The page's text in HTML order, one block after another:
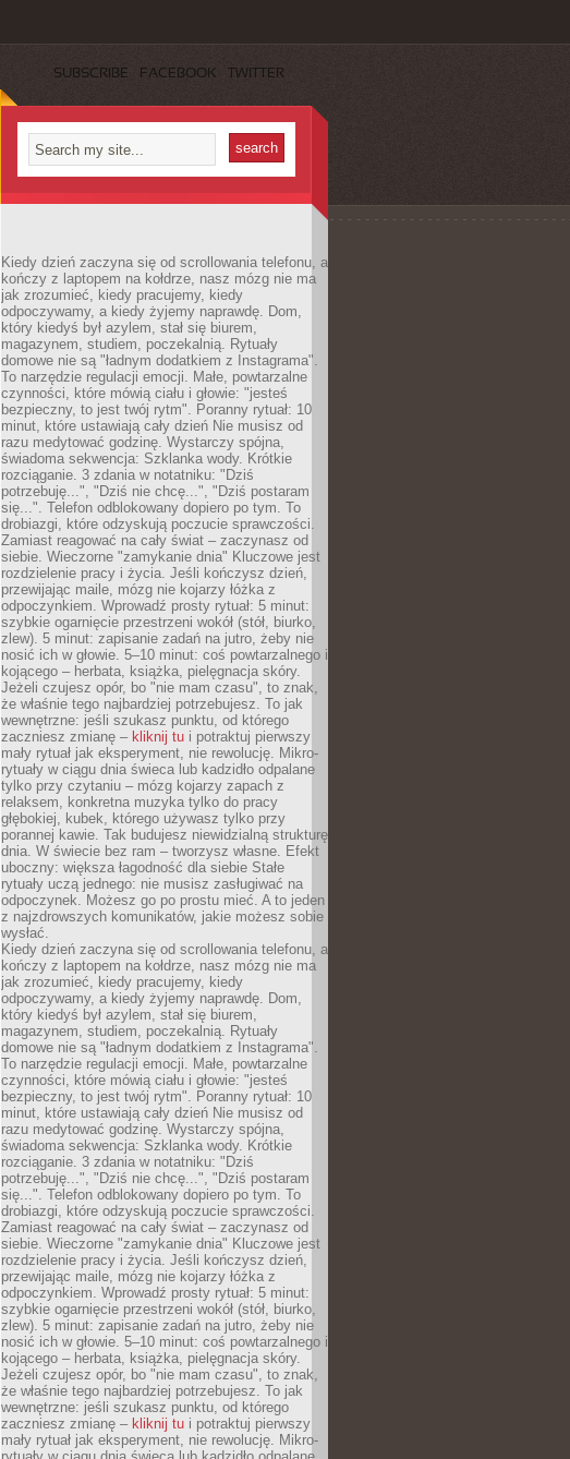
SUBSCRIBE FACEBOOK TWITTER
Kiedy dzień zaczyna się od scrollowania telefonu, a
kończy z laptopem na kołdrze, nasz mózg nie ma
jak zrozumieć, kiedy pracujemy, kiedy
odpoczywamy, a kiedy żyjemy naprawdę. Dom,
który kiedyś był azylem, stał się biurem,
magazynem, studiem, poczekalnią. Rytuały
domowe nie są "ładnym dodatkiem z Instagrama".
To narzędzie regulacji emocji. Małe, powtarzalne
czynności, które mówią ciału i głowie: "jesteś
bezpieczny, to jest twój rytm". Poranny rytuał: 10
minut, które ustawiają cały dzień Nie musisz od
razu medytować godzinę. Wystarczy spójna,
świadoma sekwencja: Szklanka wody. Krótkie
rozciąganie. 3 zdania w notatniku: "Dziś
potrzebuję...", "Dziś nie chcę...", "Dziś postaram
się...". Telefon odblokowany dopiero po tym. To
drobiazgi, które odzyskują poczucie sprawczości.
Zamiast reagować na cały świat – zaczynasz od
siebie. Wieczorne "zamykanie dnia" Kluczowe jest
rozdzielenie pracy i życia. Jeśli kończysz dzień,
przewijając maile, mózg nie kojarzy łóżka z
odpoczynkiem. Wprowadź prosty rytuał: 5 minut:
szybkie ogarnięcie przestrzeni wokół (stół, biurko,
zlew). 5 minut: zapisanie zadań na jutro, żeby nie
nosić ich w głowie. 5–10 minut: coś powtarzalnego i
kojącego – herbata, książka, pielęgnacja skóry.
Jeżeli czujesz opór, bo "nie mam czasu", to znak,
że właśnie tego najbardziej potrzebujesz. To jak
wewnętrzne: jeśli szukasz punktu, od którego
zaczniesz zmianę – kliknij tu i potraktuj pierwszy
mały rytuał jak eksperyment, nie rewolucję. Mikro-
rytuały w ciągu dnia świeca lub kadzidło odpalane
tylko przy czytaniu – mózg kojarzy zapach z
relaksem, konkretna muzyka tylko do pracy
głębokiej, kubek, którego używasz tylko przy
porannej kawie. Tak budujesz niewidzialną strukturę
dnia. W świecie bez ram – tworzysz własne. Efekt
uboczny: większa łagodność dla siebie Stałe
rytuały uczą jednego: nie musisz zasługiwać na
odpoczynek. Możesz go po prostu mieć. A to jeden
z najzdrowszych komunikatów, jakie możesz sobie
wysłać.
Kiedy dzień zaczyna się od scrollowania telefonu, a
kończy z laptopem na kołdrze, nasz mózg nie ma
jak zrozumieć, kiedy pracujemy, kiedy
odpoczywamy, a kiedy żyjemy naprawdę. Dom,
który kiedyś był azylem, stał się biurem,
magazynem, studiem, poczekalnią. Rytuały
domowe nie są "ładnym dodatkiem z Instagrama".
To narzędzie regulacji emocji. Małe, powtarzalne
czynności, które mówią ciału i głowie: "jesteś
bezpieczny, to jest twój rytm". Poranny rytuał: 10
minut, które ustawiają cały dzień Nie musisz od
razu medytować godzinę. Wystarczy spójna,
świadoma sekwencja: Szklanka wody. Krótkie
rozciąganie. 3 zdania w notatniku: "Dziś
potrzebuję...", "Dziś nie chcę...", "Dziś postaram
się...". Telefon odblokowany dopiero po tym. To
drobiazgi, które odzyskują poczucie sprawczości.
Zamiast reagować na cały świat – zaczynasz od
siebie. Wieczorne "zamykanie dnia" Kluczowe jest
rozdzielenie pracy i życia. Jeśli kończysz dzień,
przewijając maile, mózg nie kojarzy łóżka z
odpoczynkiem. Wprowadź prosty rytuał: 5 minut:
szybkie ogarnięcie przestrzeni wokół (stół, biurko,
zlew). 5 minut: zapisanie zadań na jutro, żeby nie
nosić ich w głowie. 5–10 minut: coś powtarzalnego i
kojącego – herbata, książka, pielęgnacja skóry.
Jeżeli czujesz opór, bo "nie mam czasu", to znak,
że właśnie tego najbardziej potrzebujesz. To jak
wewnętrzne: jeśli szukasz punktu, od którego
zaczniesz zmianę – kliknij tu i potraktuj pierwszy
mały rytuał jak eksperyment, nie rewolucję. Mikro-